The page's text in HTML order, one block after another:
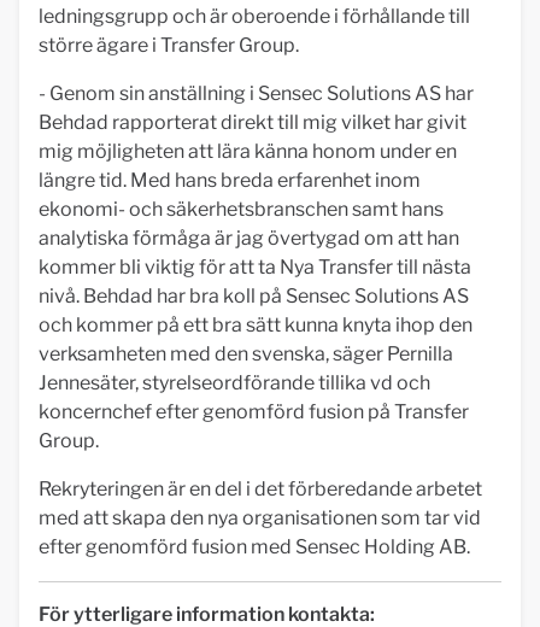
ledningsgrupp och är oberoende i förhållande till
större ägare i Transfer Group.
- Genom sin anställning i Sensec Solutions AS har
Behdad rapporterat direkt till mig vilket har givit
mig möjligheten att lära känna honom under en
längre tid. Med hans breda erfarenhet inom
ekonomi- och säkerhetsbranschen samt hans
analytiska förmåga är jag övertygad om att han
kommer bli viktig för att ta Nya Transfer till nästa
nivå. Behdad har bra koll på Sensec Solutions AS
och kommer på ett bra sätt kunna knyta ihop den
verksamheten med den svenska, säger Pernilla
Jennesäter, styrelseordförande tillika vd och
koncernchef efter genomförd fusion på Transfer
Group.
Rekryteringen är en del i det förberedande arbetet
med att skapa den nya organisationen som tar vid
efter genomförd fusion med Sensec Holding AB.
För ytterligare information kontakta: